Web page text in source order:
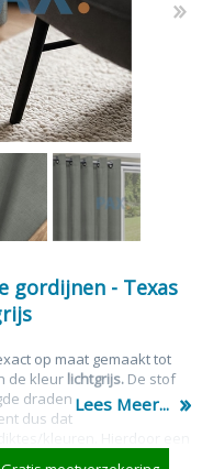
gordijnen - Texas
op maat gemaakt tot
de kleur lichtgrijs. De stof
draden zijn gebruikt
dus dat
kleuren
. Hierdoor een
slaapkamer maar ook
Lees Meer...